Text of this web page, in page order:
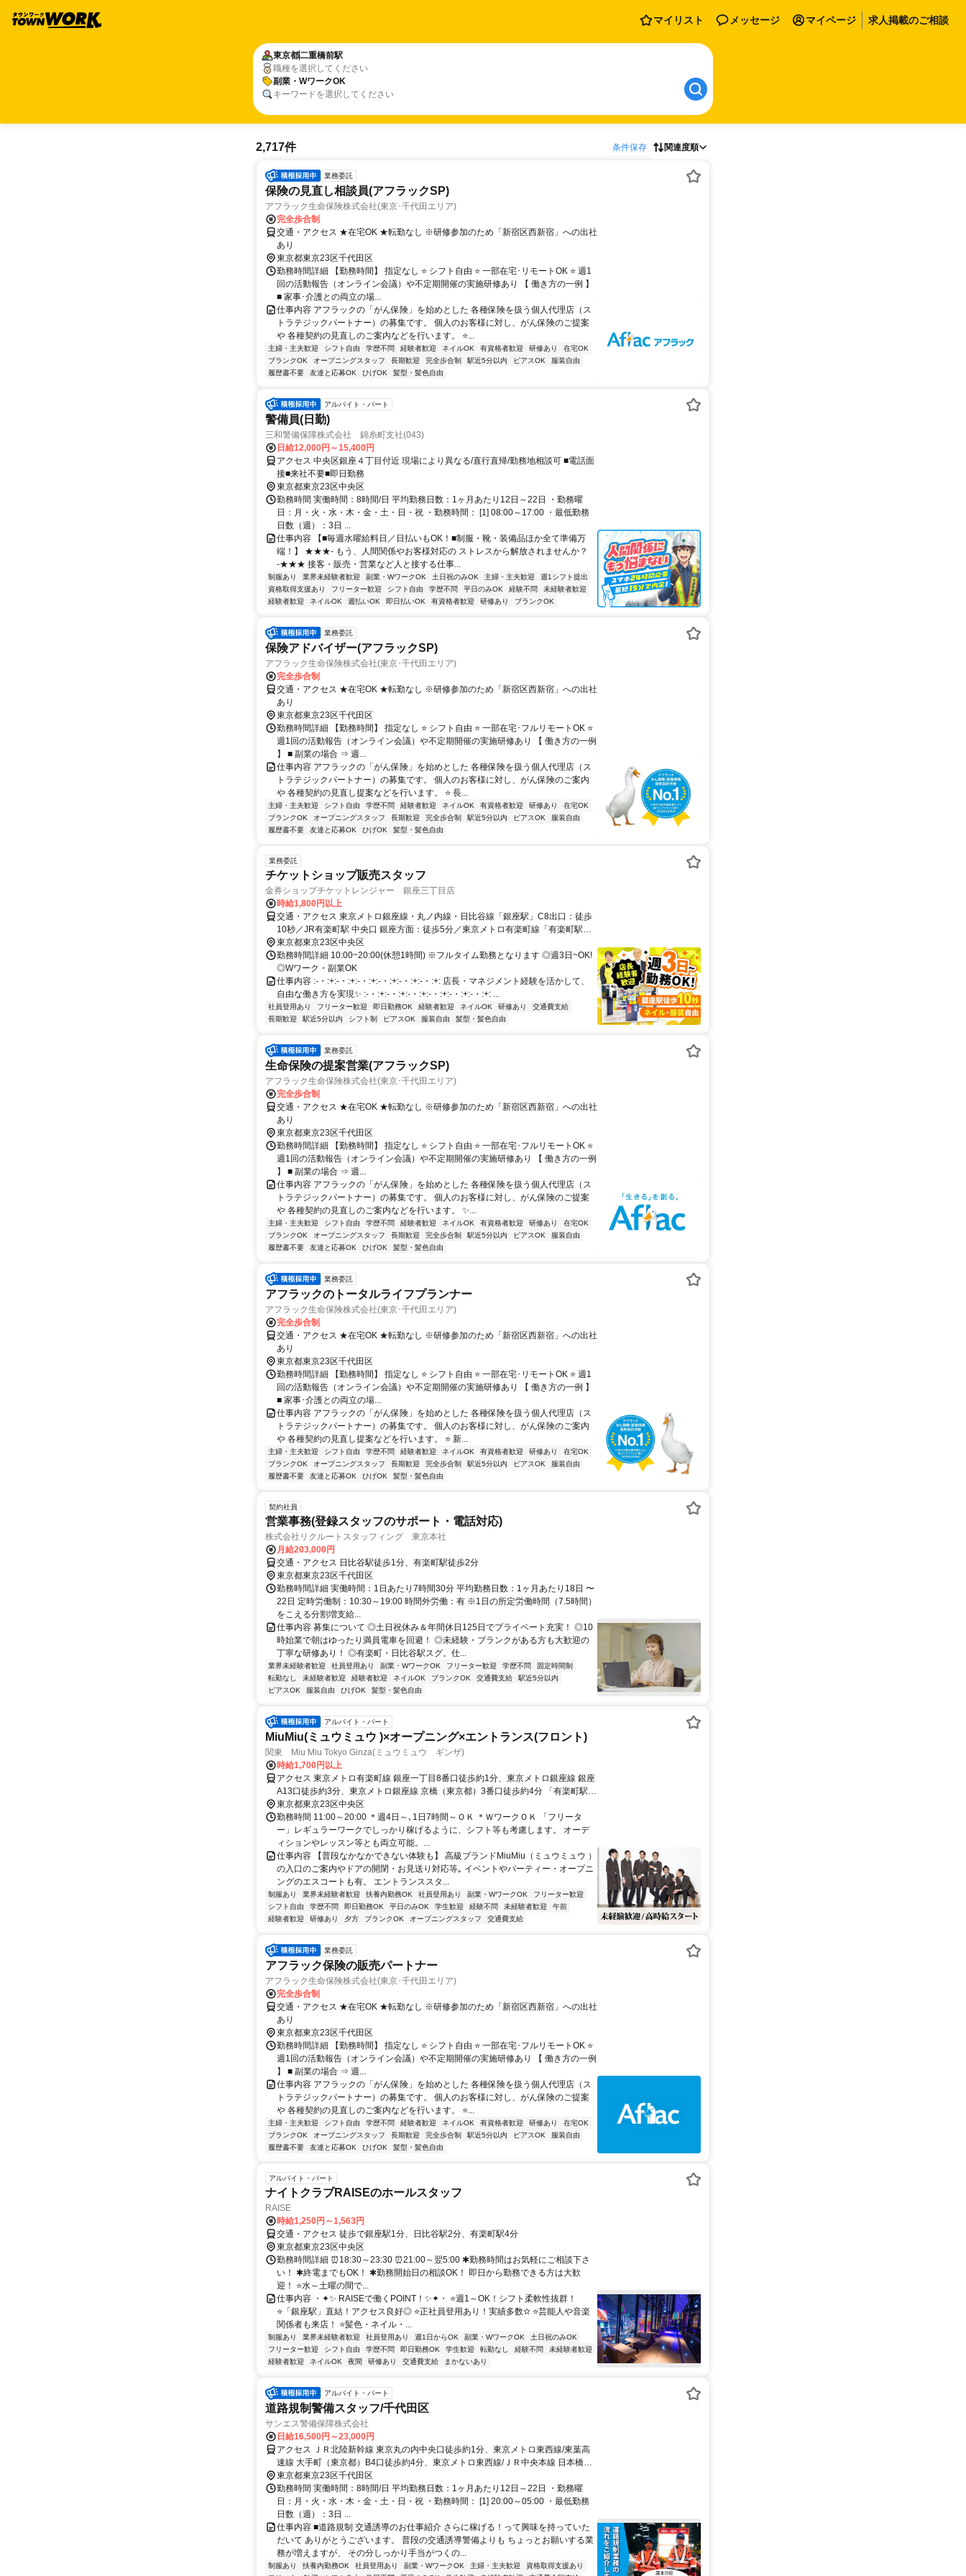
マイリスト メッセージ マイページ 求人掲載のご相談
東京都二重橋前駅
職種を選択してください
副業・WワークOK
キーワードを選択してください
2,717件 条件保存 関連度順
業務委託
保険の見直し相談員(アフラックSP)
アフラック生命保険株式会社(東京･千代田エリア)
完全歩合制
交通・アクセス ★在宅OK ★転勤なし ※研修参加のため「新宿区西新宿」への出社
あり
東京都東京23区千代田区
勤務時間詳細 【勤務時間】 指定なし ⭐ シフト自由 ⭐ 一部在宅･リモートOK ⭐ 週1
回の活動報告（オンライン会議）や不定期開催の実施研修あり 【 働き方の一例 】
■ 家事･介護との両立の場...
仕事内容 アフラックの「がん保険」を始めとした 各種保険を扱う個人代理店（ス
トラテジックパートナー）の募集です。 個人のお客様に対し、がん保険のご提案
や 各種契約の見直しのご案内などを行います。 ⭐...
主婦・主夫歓迎 シフト自由 学歴不問 経験者歓迎 ネイルOK 有資格者歓迎 研修あり
在宅OK
ブランクOK
オープニングスタッフ 長期歓迎 完全歩合制 駅近5分以内 ピアスOK
服装自由
履歴書不要
友達と応募OK ひげOK 髪型・髪色自由
アルバイト・パート
警備員(日勤)
三和警備保障株式会社 錦糸町支社(043)
日給12,000円～15,400円
アクセス 中央区銀座４丁目付近 現場により異なる/直行直帰/勤務地相談可 ■電話面
接■来社不要■即日勤務
東京都東京23区中央区
勤務時間 実働時間：8時間/日 平均勤務日数：1ヶ月あたり12日～22日 ・勤務曜
日：月・火・水・木・金・土・日・祝 ・勤務時間： [1] 08:00～17:00 ・最低勤務
日数（週）：3日 ...
仕事内容 【■毎週水曜給料日／日払いもOK！■制服・靴・装備品ほか全て準備万
端！】 ★★★- もう、人間関係やお客様対応の ストレスから解放されませんか？
-★★★ 接客・販売・営業など人と接する仕事...
制服あり 業界未経験者歓迎 副業・WワークOK 土日祝のみOK 主婦・主夫歓迎
週1シフト提出
資格取得支援あり
フリーター歓迎 シフト自由 学歴不問 平日のみOK 経験不問
未経験者歓迎
経験者歓迎
ネイルOK 週払いOK 即日払いOK 有資格者歓迎 研修あり ブランクOK
業務委託
保険アドバイザー(アフラックSP)
アフラック生命保険株式会社(東京･千代田エリア)
完全歩合制
交通・アクセス ★在宅OK ★転勤なし ※研修参加のため「新宿区西新宿」への出社
あり
東京都東京23区千代田区
勤務時間詳細 【勤務時間】 指定なし ⭐ シフト自由 ⭐ 一部在宅･フルリモートOK ⭐
週1回の活動報告（オンライン会議）や不定期開催の実施研修あり 【 働き方の一例
】 ■ 副業の場合 ⇒ 週...
仕事内容 アフラックの「がん保険」を始めとした 各種保険を扱う個人代理店（ス
トラテジックパートナー）の募集です。 個人のお客様に対し、がん保険のご案内
や 各種契約の見直し提案などを行います。 ⭐ 長...
主婦・主夫歓迎 シフト自由 学歴不問 経験者歓迎 ネイルOK 有資格者歓迎 研修あり
在宅OK
ブランクOK
オープニングスタッフ 長期歓迎 完全歩合制 駅近5分以内 ピアスOK
服装自由
履歴書不要
友達と応募OK ひげOK 髪型・髪色自由
業務委託
チケットショップ販売スタッフ
金券ショップチケットレンジャー 銀座三丁目店
時給1,800円以上
交通・アクセス 東京メトロ銀座線・丸ノ内線・日比谷線「銀座駅」C8出口：徒歩
10秒／JR有楽町駅 中央口 銀座方面：徒歩5分／東京メトロ有楽町線「有楽町駅」
D８出口 銀座方面：徒歩5分
東京都東京23区中央区
勤務時間詳細 10:00~20:00(休憩1時間) ※フルタイム勤務となります ◎週3日~OK!
◎Wワーク・副業OK
仕事内容 :-・:+:-・:+:-・:+:-・:+:-・:+:-・:+: 店長・マネジメント経験を活かして、
自由な働き方を実現✨ :-・:+:-・:+:-・:+:-・:+:-・:+:-・:+: ...
社員登用あり フリーター歓迎 即日勤務OK 経験者歓迎 ネイルOK 研修あり
交通費支給
長期歓迎
駅近5分以内 シフト制 ピアスOK 服装自由 髪型・髪色自由
業務委託
生命保険の提案営業(アフラックSP)
アフラック生命保険株式会社(東京･千代田エリア)
完全歩合制
交通・アクセス ★在宅OK ★転勤なし ※研修参加のため「新宿区西新宿」への出社
あり
東京都東京23区千代田区
勤務時間詳細 【勤務時間】 指定なし ⭐ シフト自由 ⭐ 一部在宅･フルリモートOK ⭐
週1回の活動報告（オンライン会議）や不定期開催の実施研修あり 【 働き方の一例
】 ■ 副業の場合 ⇒ 週...
仕事内容 アフラックの「がん保険」を始めとした 各種保険を扱う個人代理店（ス
トラテジックパートナー）の募集です。 個人のお客様に対し、がん保険のご提案
や 各種契約の見直しのご案内などを行います。 ✨...
主婦・主夫歓迎 シフト自由 学歴不問 経験者歓迎 ネイルOK 有資格者歓迎 研修あり
在宅OK
ブランクOK
オープニングスタッフ 長期歓迎 完全歩合制 駅近5分以内 ピアスOK
服装自由
履歴書不要
友達と応募OK ひげOK 髪型・髪色自由
業務委託
アフラックのトータルライフプランナー
アフラック生命保険株式会社(東京･千代田エリア)
完全歩合制
交通・アクセス ★在宅OK ★転勤なし ※研修参加のため「新宿区西新宿」への出社
あり
東京都東京23区千代田区
勤務時間詳細 【勤務時間】 指定なし ⭐ シフト自由 ⭐ 一部在宅･リモートOK ⭐ 週1
回の活動報告（オンライン会議）や不定期開催の実施研修あり 【 働き方の一例 】
■ 家事･介護との両立の場...
仕事内容 アフラックの「がん保険」を始めとした 各種保険を扱う個人代理店（ス
トラテジックパートナー）の募集です。 個人のお客様に対し、がん保険のご案内
や 各種契約の見直し提案などを行います。 ⭐ 新...
主婦・主夫歓迎 シフト自由 学歴不問 経験者歓迎 ネイルOK 有資格者歓迎 研修あり
在宅OK
ブランクOK
オープニングスタッフ 長期歓迎 完全歩合制 駅近5分以内 ピアスOK
服装自由
履歴書不要
友達と応募OK ひげOK 髪型・髪色自由
契約社員
営業事務(登録スタッフのサポート・電話対応)
株式会社リクルートスタッフィング 東京本社
月給203,000円
交通・アクセス 日比谷駅徒歩1分、有楽町駅徒歩2分
東京都東京23区千代田区
勤務時間詳細 実働時間：1日あたり7時間30分 平均勤務日数：1ヶ月あたり18日 〜
22日 定時労働制：10:30～19:00 時間外労働：有 ※1日の所定労働時間（7.5時間）
をこえる分割増支給...
仕事内容 募集について ◎土日祝休み＆年間休日125日でプライベート充実！ ◎10
時始業で朝はゆったり満員電車を回避！ ◎未経験・ブランクがある方も大歓迎の
丁寧な研修あり！ ◎有楽町・日比谷駅スグ。仕...
業界未経験者歓迎 社員登用あり 副業・WワークOK フリーター歓迎 学歴不問
固定時間制
転勤なし
未経験者歓迎 経験者歓迎 ネイルOK ブランクOK 交通費支給
駅近5分以内
ピアスOK
服装自由 ひげOK 髪型・髪色自由
アルバイト・パート
MiuMiu(ミュウミュウ )×オープニング×エントランス(フロント)
関東 Miu Miu Tokyo Ginza(ミュウミュウ ギンザ)
時給1,700円以上
アクセス 東京メトロ有楽町線 銀座一丁目8番口徒歩約1分、東京メトロ銀座線 銀座
A13口徒歩約3分、東京メトロ銀座線 京橋（東京都）3番口徒歩約4分 「有楽町駅」
徒歩5分/「東銀座駅」徒歩6分/「日比谷駅」徒歩7分/「東京駅」徒歩9分
東京都東京23区中央区
勤務時間 11:00～20:00 ＊週4日～､1日7時間～ＯＫ ＊ＷワークＯＫ 「フリータ
ー」レギュラーワークでしっかり稼げるように、シフト等も考慮します。 オーデ
ィションやレッスン等とも両立可能。...
仕事内容 【普段なかなかできない体験も】 高級ブランドMiuMiu（ミュウミュウ ）
の入口のご案内やドアの開閉・お見送り対応等｡ イベントやパーティー・オープニ
ングのエスコートも有。 エントランススタ...
制服あり 業界未経験者歓迎 扶養内勤務OK 社員登用あり 副業・WワークOK
フリーター歓迎
シフト自由
学歴不問 即日勤務OK 平日のみOK 学生歓迎 経験不問 未経験者歓迎
午前
経験者歓迎
研修あり 夕方 ブランクOK オープニングスタッフ 交通費支給
業務委託
アフラック保険の販売パートナー
アフラック生命保険株式会社(東京･千代田エリア)
完全歩合制
交通・アクセス ★在宅OK ★転勤なし ※研修参加のため「新宿区西新宿」への出社
あり
東京都東京23区千代田区
勤務時間詳細 【勤務時間】 指定なし ⭐ シフト自由 ⭐ 一部在宅･フルリモートOK ⭐
週1回の活動報告（オンライン会議）や不定期開催の実施研修あり 【 働き方の一例
】 ■ 副業の場合 ⇒ 週...
仕事内容 アフラックの「がん保険」を始めとした 各種保険を扱う個人代理店（ス
トラテジックパートナー）の募集です。 個人のお客様に対し、がん保険のご提案
や 各種契約の見直しのご案内などを行います。 ⭐...
主婦・主夫歓迎 シフト自由 学歴不問 経験者歓迎 ネイルOK 有資格者歓迎 研修あり
在宅OK
ブランクOK
オープニングスタッフ 長期歓迎 完全歩合制 駅近5分以内 ピアスOK
服装自由
履歴書不要
友達と応募OK ひげOK 髪型・髪色自由
アルバイト・パート
ナイトクラブRAISEのホールスタッフ
RAISE
時給1,250円～1,563円
交通・アクセス 徒歩で銀座駅1分、日比谷駅2分、有楽町駅4分
東京都東京23区中央区
勤務時間詳細 ⏰18:30～23:30 ⏰21:00～翌5:00 ✱勤務時間はお気軽にご相談下さ
い！ ✱終電までもOK！ ✱勤務開始日の相談OK！ 即日から勤務できる方は大歓
迎！ ⭐水～土曜の間で...
仕事内容 ・✦✨ RAISEで働くPOINT！✨✦・ ⭐週1～OK！シフト柔軟性抜群！
⭐「銀座駅」直結！アクセス良好◎ ⭐正社員登用あり！実績多数✫ ⭐芸能人や音楽
関係者も来店！ ⭐髪色・ネイル・...
制服あり 業界未経験者歓迎 社員登用あり 週1日からOK 副業・WワークOK
土日祝のみOK
フリーター歓迎
シフト自由 学歴不問 即日勤務OK 学生歓迎 転勤なし 経験不問
未経験者歓迎
経験者歓迎
ネイルOK 夜間 研修あり 交通費支給 まかないあり
アルバイト・パート
道路規制警備スタッフ/千代田区
サンエス警備保障株式会社
日給16,500円～23,000円
アクセス ＪＲ北陸新幹線 東京丸の内中央口徒歩約1分、東京メトロ東西線/東葉高
速線 大手町（東京都）B4口徒歩約4分、東京メトロ東西線/ＪＲ中央本線 日本橋
（東京都）A3口徒歩約9分 直行直帰OK＊交通費全額支給＊錦糸町支社（「錦糸町
駅」北口より徒歩5分程度）
東京都東京23区千代田区
勤務時間 実働時間：8時間/日 平均勤務日数：1ヶ月あたり12日～22日 ・勤務曜
日：月・火・水・木・金・土・日・祝 ・勤務時間： [1] 20:00～05:00 ・最低勤務
日数（週）：3日 ...
仕事内容 ■道路規制 交通誘導のお仕事紹介 さらに稼げる！って興味を持っていた
だいて ありがとうございます。 普段の交通誘導警備よりも ちょっとお願いする業
務が増えますが、 その分しっかり手当がつくの...
制服あり 扶養内勤務OK 社員登用あり 副業・WワークOK 主婦・主夫歓迎
資格取得支援あり